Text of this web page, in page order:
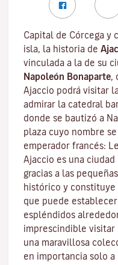
Capital de Córcega y
isla, la historia de
vinculada a la de su
Napoleón Bonaparte,
Ajaccio podrá visitar
admirar la catedral
donde se bautizó a
plaza cuyo nombre
emperador francés:
Ajaccio es una
gracias a las
histórico y
que puede
espléndidos
imprescindible visitar
una maravillosa
en importancia solo